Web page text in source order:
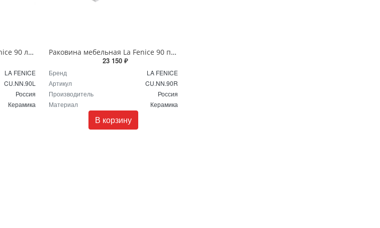
Раковина мебельная La Fenice 90 левая CU.NN.90L белая
LA FENICE
CU.NN.90L
Россия
Керамика
Раковина мебельная La Fenice 90 правая CU.NN.90R белая
23 150 ₽
Бренд
LA FENICE
Артикул
CU.NN.90R
Производитель
Россия
Материал
Керамика
В корзину